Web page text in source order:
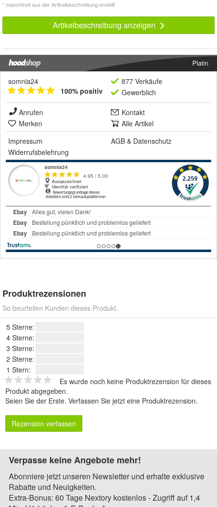
* maschinell aus der Artikelbeschreibung erstellt
Artikelbeschreibung anzeigen
Platin
somnia24
100% positiv
877 Verkäufe
Gewerblich
Anrufen
Kontakt
Merken
Alle Artikel
Impressum
AGB & Datenschutz
Widerrufsbelehrung
Produktrezensionen
So beurteilen Kunden dieses Produkt.
5 Sterne:
4 Sterne:
3 Sterne:
2 Sterne:
1 Stern:
Es wurde noch keine Produktrezension für dieses
Produkt abgegeben.
Seien Sie der Erste. Verfassen Sie jetzt eine Produktrezension.
Rezension verfassen
Verpasse keine Angebote mehr!
Abonniere jetzt unseren Newsletter und erhalte exklusive
Rabatte und Neuigkeiten.
Extra-Bonus: 60 Tage Nextory kostenlos - Zugriff auf 1,4